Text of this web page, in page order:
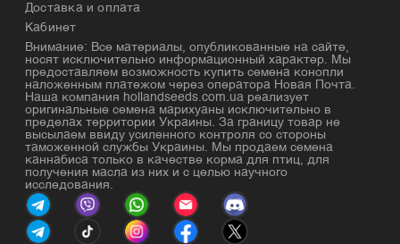
Доставка и оплата
Кабинет
Внимание: Все материалы, опубликованные на сайте,
носят исключительно информационный характер. Мы
предоставляем возможность купить семена конопли
наложенным платежом через оператора Новая Почта.
Наша компания hollandseeds.com.ua реализует
оригинальные семена марихуаны исключительно в
пределах территории Украины. За границу товар не
высылаем ввиду усиленного контроля со стороны
таможенной службы Украины. Мы продаем семена
каннабиса только в качестве корма для птиц, для
получения масла из них и с целью научного
исследования.